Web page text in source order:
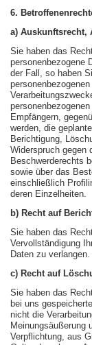
6.
a) Auskunftsrecht,
Sie haben das
personenbezogene
der Fall, so haben
Empfängern,
werden, die
Berichtigung,
Widerspruch gegen
Beschwerderechts
sowie über das
einschließlich
deren Einzelheiten.
b) Recht auf
Sie haben das
Vervollständigung
Daten zu verlangen.
c) Recht auf
Sie haben das
bei uns
nicht die
Meinungsäußerung
Verpflichtung, aus